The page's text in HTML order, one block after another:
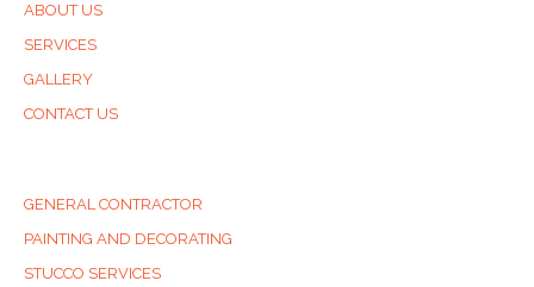
ABOUT US
SERVICES
GALLERY
CONTACT US
GENERAL CONTRACTOR
PAINTING AND DECORATING
STUCCO SERVICES